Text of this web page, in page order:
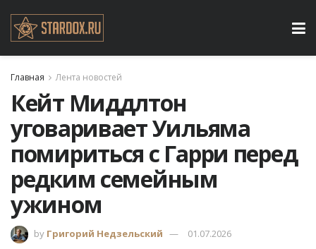
Главная Лента новостей
Кейт Миддлтон
уговаривает Уильяма
помириться с Гарри перед
редким семейным
ужином
by Григорий Недзельский 01.07.2026